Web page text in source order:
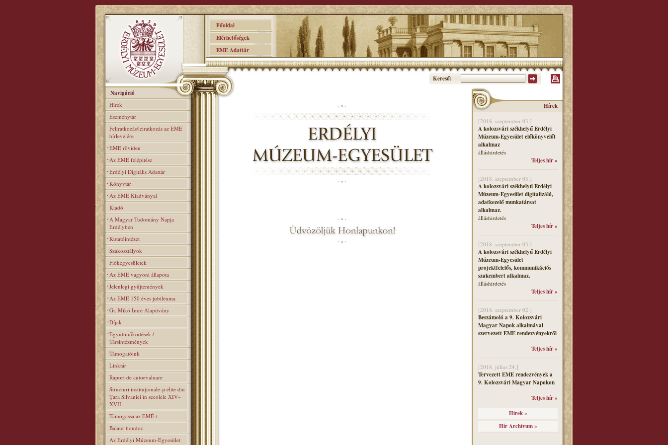
Főoldal
Elérhetőségek
EME Adattár
Kereső:
Navigáció
Hírek
Eseménytár
Feliratkozás/leiratkozás az EME
hírlevelére
EME röviden
Az EME felépitése
Erdélyi Digitális Adattár
Könyvtár
Az EME Kiadványai
Kiadó
A Magyar Tudomány Napja
Erdélyben
Kutatóintézet
Szakosztályok
Fiókegyesületek
Az EME vagyoni állapota
Jelenlegi gyűjtemények
Az EME 150 éves jubileuma
Gr. Mikó Imre Alapitvány
Díjak
Együttműködések /
Társintézmények
Támogatóink
Linktár
Raport de autoevaluare
Structuri instituţionale şi elite din
Ţara Silvaniei în secolele XIV–
XVII.
Támogassa az EMÉ-t
Balaur bondoc
Az Erdélyi Múzeum-Egyesület
Hírek
[2018. szeptember 03.]
A kolozsvári székhelyű Erdélyi
Múzeum-Egyesület előkönyvelőt
alkalmaz
álláshirdetés
Teljes hír »
[2018. szeptember 03.]
A kolozsvári székhelyű Erdélyi
Múzeum-Egyesület digitalizáló,
adatkezelő munkatársat
alkalmaz.
álláshirdetés
Teljes hír »
[2018. szeptember 03.]
A kolozsvári székhelyű Erdélyi
Múzeum-Egyesület
projektfelelős, kommunikációs
szakembert alkalmaz.
álláshirdetés
Teljes hír »
[2018. szeptember 02.]
Beszámoló a 9. Kolozsvári
Magyar Napok alkalmával
szervezett EME rendezvényekről
Teljes hír »
[2018. július 24.]
Tervezett EME rendezvények a
9. Kolozsvári Magyar Napokon
Teljes hír »
Hírek »
Hír Archívum »